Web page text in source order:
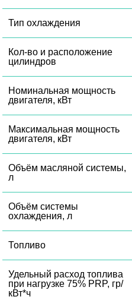
Тип охлаждения
Кол-во и расположение
цилиндров
Номинальная мощность
двигателя, кВт
Максимальная мощность
двигателя, кВт
Объём масляной системы,
л
Объём системы
охлаждения, л
Топливо
Удельный расход топлива
при нагрузке 75% PRP, гр/
кВт*ч